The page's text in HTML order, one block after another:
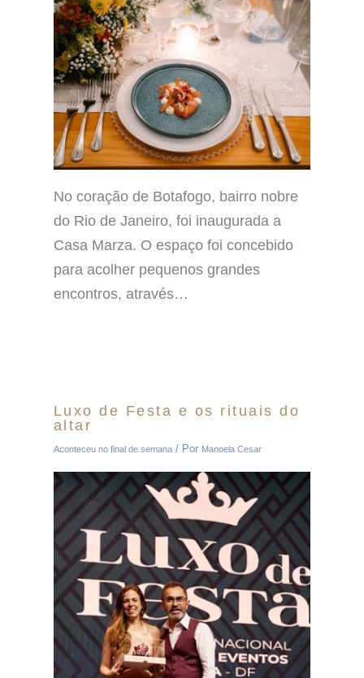
No coração de Botafogo, bairro nobre
do Rio de Janeiro, foi inaugurada a
Casa Marza. O espaço foi concebido
para acolher pequenos grandes
encontros, através…
Luxo de Festa e os rituais do
altar
Aconteceu no final de semana/ Por Manoela Cesar